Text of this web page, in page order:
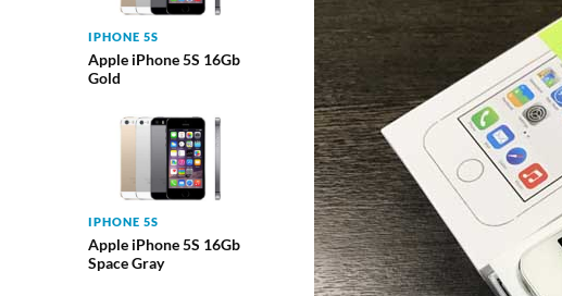
IPHONE 5S
Apple iPhone 5S 16Gb
Gold
IPHONE 5S
Apple iPhone 5S 16Gb
Space Gray